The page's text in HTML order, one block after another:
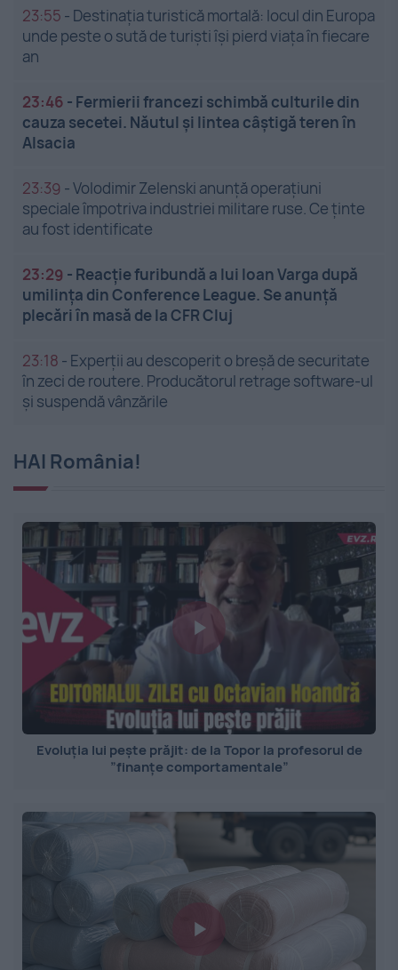
23:55 - Destinația turistică mortală: locul din Europa
unde peste o sută de turiști își pierd viața în fiecare
an
23:46 - Fermierii francezi schimbă culturile din
cauza secetei. Năutul și lintea câștigă teren în
Alsacia
23:39 -Volodimir Zelenski anunță operațiuni
speciale împotriva industriei militare ruse. Ce ținte
au fost identificate
23:29 - Reacție furibundă a lui Ioan Varga după
umilința din Conference League. Se anunță
plecări în masă de la CFR Cluj
23:18 - Experții au descoperit o breșă de securitate
în zeci de routere. Producătorul retrage software-ul
și suspendă vânzările
HAI România!
Evoluția lui pește prăjit: de la Topor la profesorul de
”finanțe comportamentale”